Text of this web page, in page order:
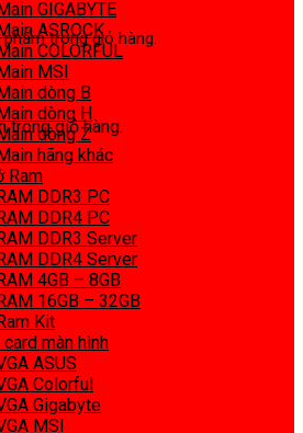
trong giỏ hàng.
trong giỏ hàng.
GIGABYTE
ASROCK
Main COLORFUL
MSI
dòng B
dòng H
dòng Z
hãng khác
Ram
DDR3 PC
DDR4 PC
DDR3 Server
DDR4 Server
4GB – 8GB
16GB – 32GB
Kit
card màn hình
ASUS
Colorful
Gigabyte
MSI